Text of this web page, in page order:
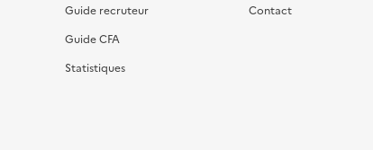
Guide recruteur
Guide CFA
Statistiques
Contact